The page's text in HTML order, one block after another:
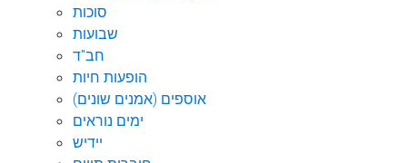
סוכות
שבועות
חב"ד
הופעות חיות
אוספים (אמנים שונים)
ימים נוראים
יידיש